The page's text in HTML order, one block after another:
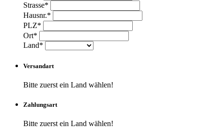
Strasse*
Hausnr.*
PLZ*
Ort*
Land*
Versandart
Bitte zuerst ein Land wählen!
Zahlungsart
Bitte zuerst ein Land wählen!